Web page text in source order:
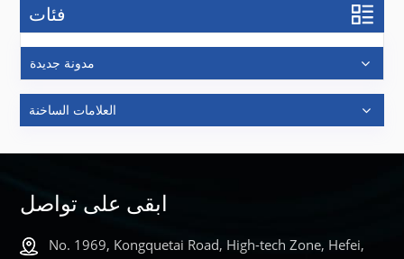
فئات
مدونة جديدة
العلامات الساخنة
ابقى على تواصل
No. 1969, Kongquetai Road, High-tech Zone, Hefei,